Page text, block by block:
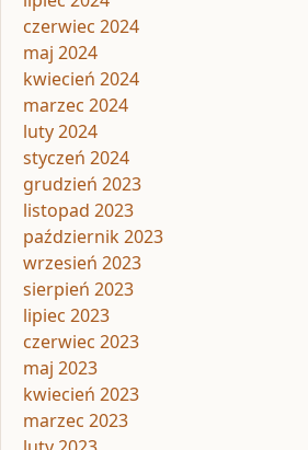
czerwiec 2024
maj 2024
kwiecień 2024
marzec 2024
luty 2024
styczeń 2024
grudzień 2023
listopad 2023
październik 2023
wrzesień 2023
sierpień 2023
lipiec 2023
czerwiec 2023
maj 2023
kwiecień 2023
marzec 2023